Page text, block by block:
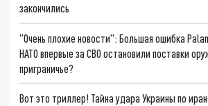
закончились
"Очень плохие новости": Большая ошибка
НАТО впервые за СВО остановили поставки
приграничье?
Вот это триллер! Тайна удара Украины по